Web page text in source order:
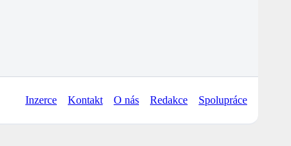
Inzerce Kontakt O nás Redakce Spolupráce